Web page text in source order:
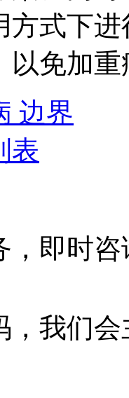
方式下
以免加
边界
表
，即时咨
，我们